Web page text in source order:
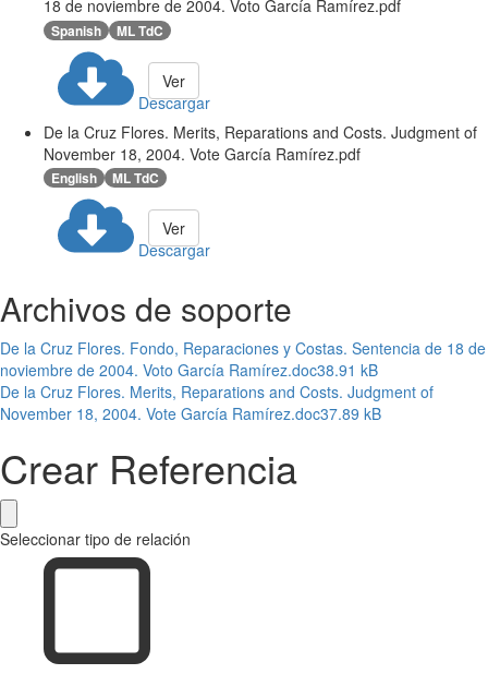
18 de noviembre de 2004. Voto García Ramírez.pdf
Spanish ML TdC
Descargar
Ver
De la Cruz Flores. Merits, Reparations and Costs. Judgment of
November 18, 2004. Vote García Ramírez.pdf
English ML TdC
Descargar
Ver
Archivos de soporte
De la Cruz Flores. Fondo, Reparaciones y Costas. Sentencia de 18 de
noviembre de 2004. Voto García Ramírez.doc38.91 kB
De la Cruz Flores. Merits, Reparations and Costs. Judgment of
November 18, 2004. Vote García Ramírez.doc37.89 kB
Crear Referencia
Seleccionar tipo de relación